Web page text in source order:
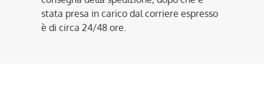
stata presa in carico dal corriere espresso
è di circa 24/48 ore.